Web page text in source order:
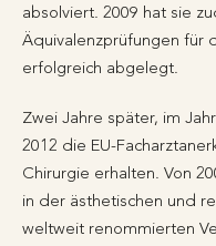
absolviert. 2009 hat sie
Äquivalenzprüfungen für
erfolgreich abgelegt.
Zwei Jahre später, im
2012 die EU-
Chirurgie erhalten. Von
in der ästhetischen und
weltweit renommierten